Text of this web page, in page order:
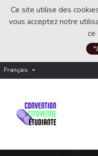
Ce site utilise des
vous acceptez notre
Français Choisir la langue